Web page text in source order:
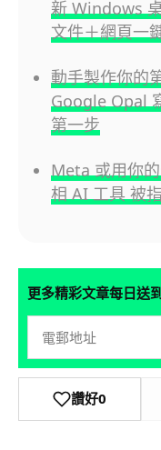
新 Windows
文件＋網頁一
動手製作你的
Google Opal
第一步
Meta 或用你
相 AI 工具 被
更多精彩文章每日送
讚好0